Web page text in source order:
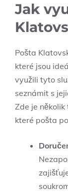
Jak
Pošta
které jsou
využili tyto
seznámit s
Zde je
které pošta